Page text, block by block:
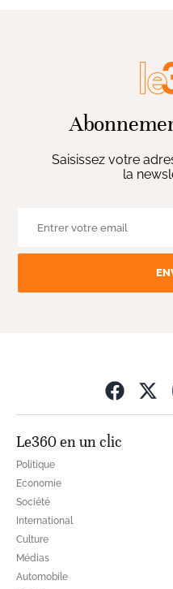
Saisissez votre
la
Le360 en un clic
Politique
Economie
Société
International
Culture
Médias
Automobile